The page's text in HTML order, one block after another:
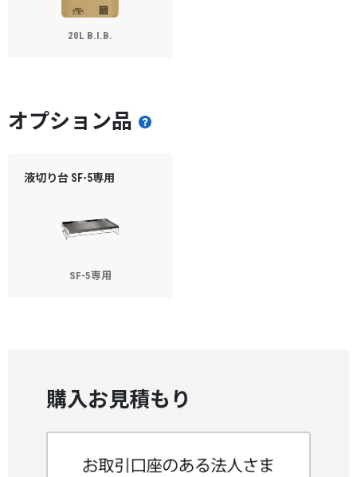
20L B.I.B.
オプション品
液切り台 SF-5専用
SF-5専用
購入お見積もり